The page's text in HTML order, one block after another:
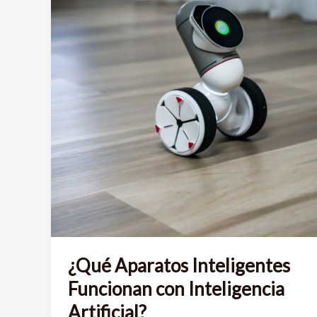
con
tu
Negocio
¿Qué Aparatos Inteligentes
Funcionan con Inteligencia
Artificial?